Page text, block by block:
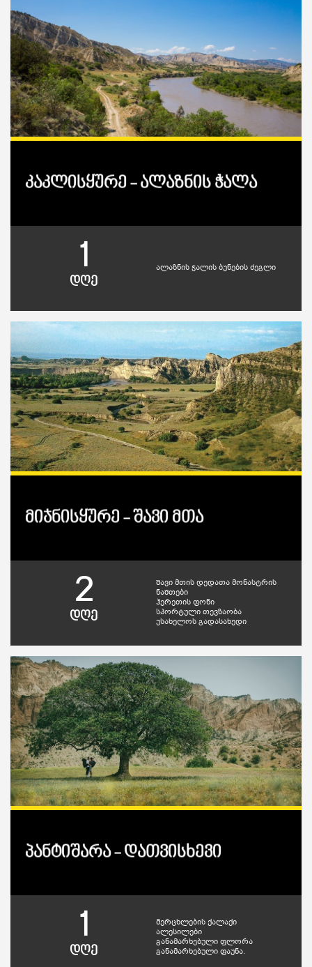
კაკლისყურე - ალაზნის ჭალა
1
დღე
ალაზნის ჭალის ბუნების ძეგლი
მიჯნისყურე - შავი მთა
2
დღე
შავი მთის დედათა მონასტრის
ნაშთები
ჰერეთის ფონი
სპორტული თევზაობა
უსახელოს გადასახედი
პანტიშარა - დათვისხევი
1
დღე
მერცხლების ქალაქი
ალესილები
განამარხებული ფლორა
განამარხებული ფაუნა.